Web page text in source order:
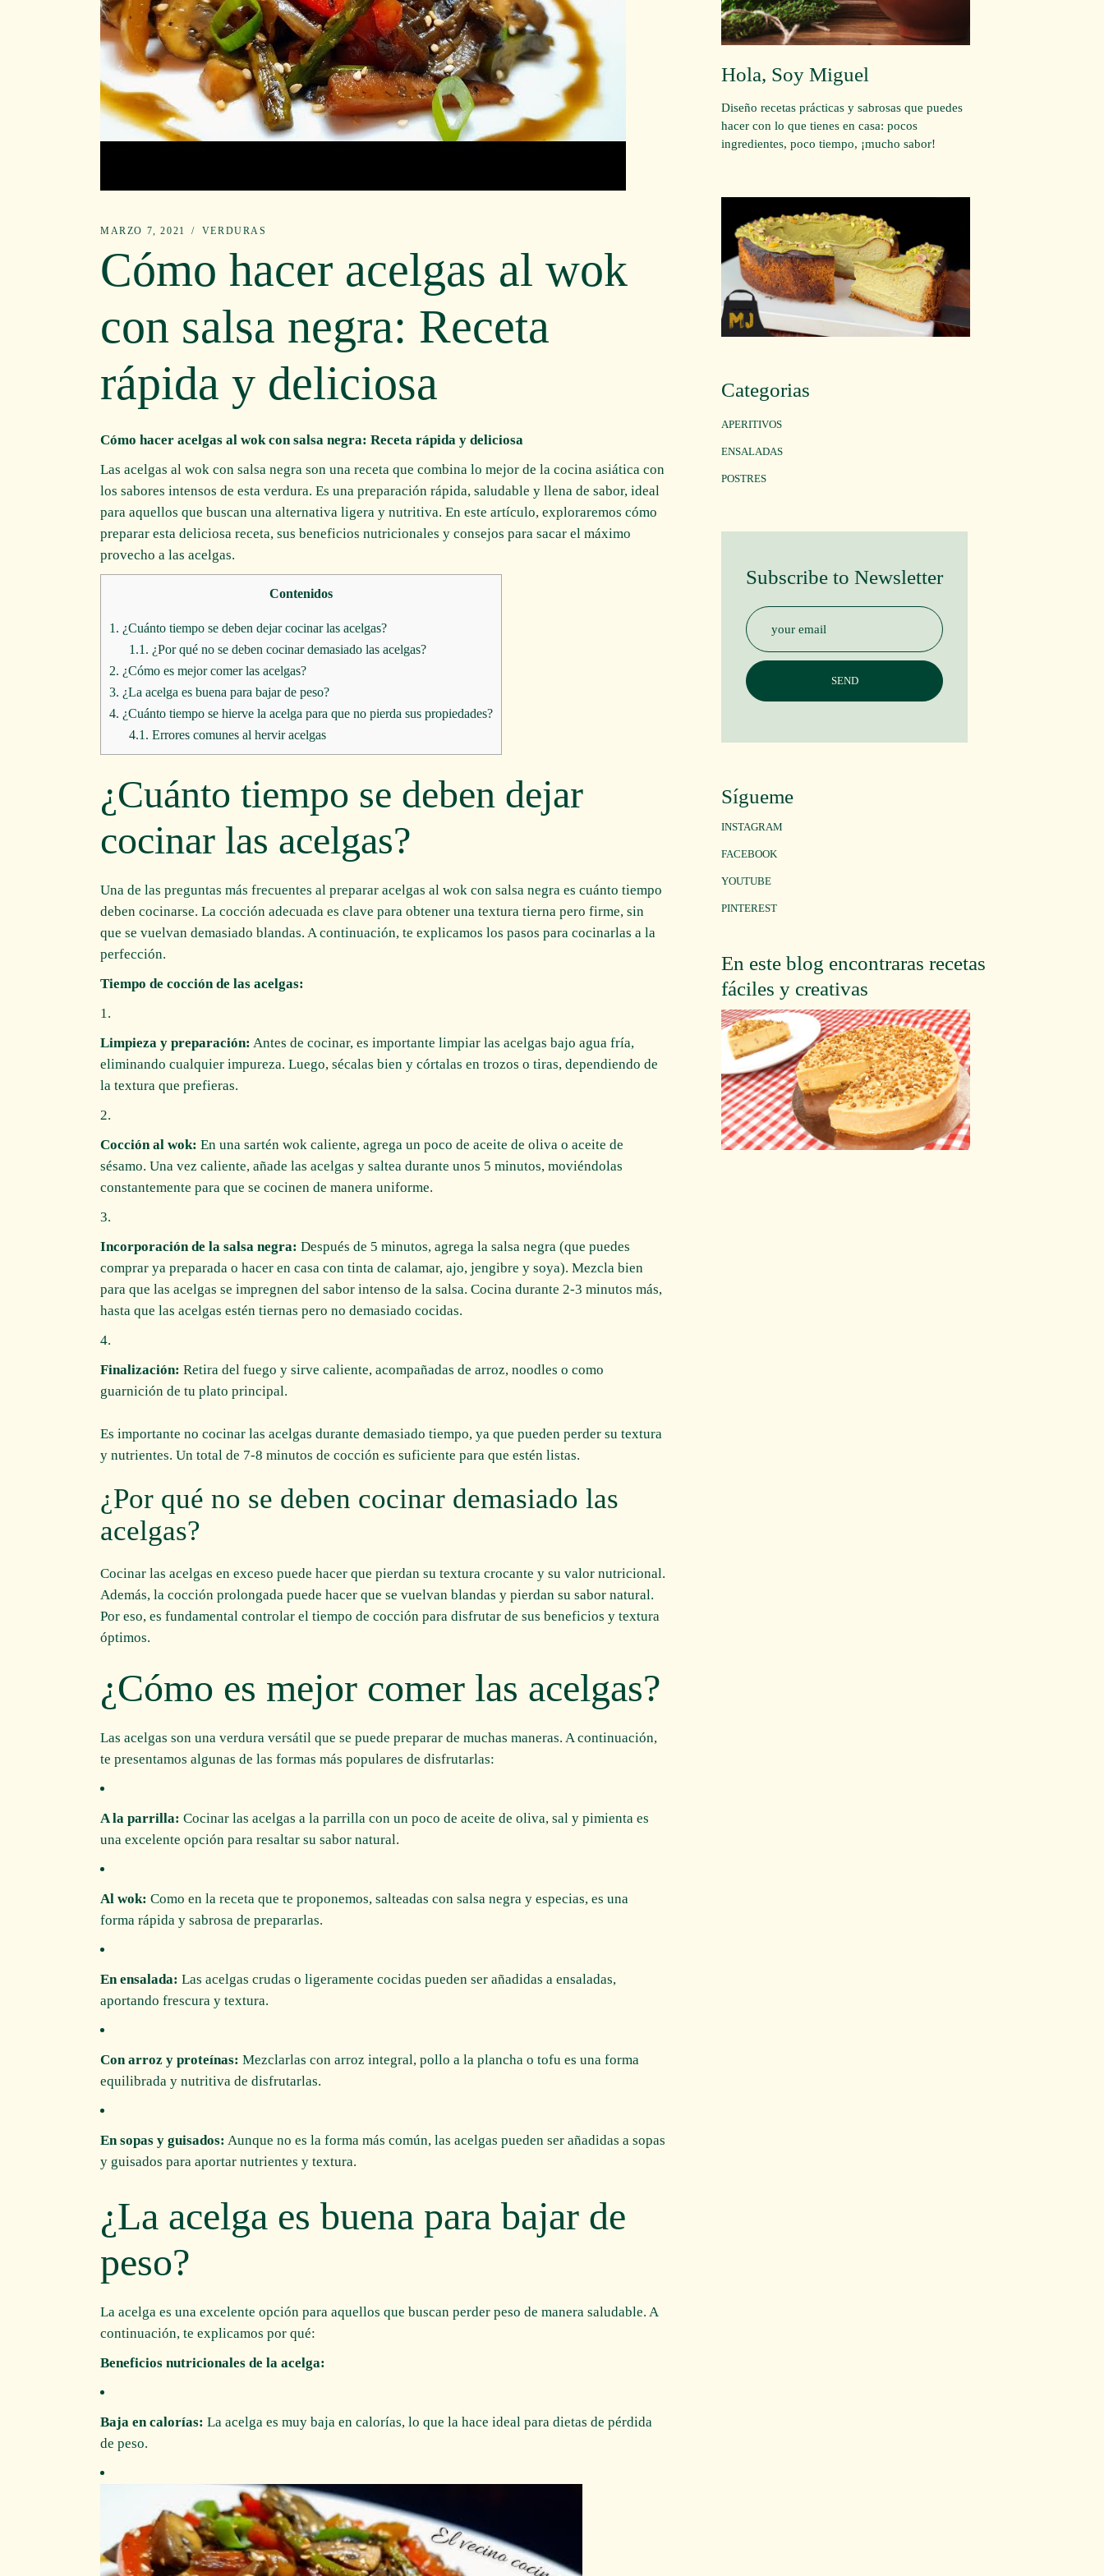
MARZO 7, 2021 VERDURAS
Cómo hacer acelgas al wok
con salsa negra: Receta
rápida y deliciosa
Cómo hacer acelgas al wok con salsa negra: Receta rápida y deliciosa
Las acelgas al wok con salsa negra son una receta que combina lo mejor de la cocina asiática con
los sabores intensos de esta verdura. Es una preparación rápida, saludable y llena de sabor, ideal
para aquellos que buscan una alternativa ligera y nutritiva. En este artículo, exploraremos cómo
preparar esta deliciosa receta, sus beneficios nutricionales y consejos para sacar el máximo
provecho a las acelgas.
Contenidos
1. ¿Cuánto tiempo se deben dejar cocinar las acelgas?
1.1. ¿Por qué no se deben cocinar demasiado las acelgas?
2. ¿Cómo es mejor comer las acelgas?
3. ¿La acelga es buena para bajar de peso?
4. ¿Cuánto tiempo se hierve la acelga para que no pierda sus propiedades?
4.1. Errores comunes al hervir acelgas
¿Cuánto tiempo se deben dejar
cocinar las acelgas?
Una de las preguntas más frecuentes al preparar acelgas al wok con salsa negra es cuánto tiempo
deben cocinarse. La cocción adecuada es clave para obtener una textura tierna pero firme, sin
que se vuelvan demasiado blandas. A continuación, te explicamos los pasos para cocinarlas a la
perfección.
Tiempo de cocción de las acelgas:
Limpieza y preparación: Antes de cocinar, es importante limpiar las acelgas bajo agua fría,
eliminando cualquier impureza. Luego, sécalas bien y córtalas en trozos o tiras, dependiendo de
la textura que prefieras.
Cocción al wok: En una sartén wok caliente, agrega un poco de aceite de oliva o aceite de
sésamo. Una vez caliente, añade las acelgas y saltea durante unos 5 minutos, moviéndolas
constantemente para que se cocinen de manera uniforme.
Incorporación de la salsa negra: Después de 5 minutos, agrega la salsa negra (que puedes
comprar ya preparada o hacer en casa con tinta de calamar, ajo, jengibre y soya). Mezcla bien
para que las acelgas se impregnen del sabor intenso de la salsa. Cocina durante 2-3 minutos más,
hasta que las acelgas estén tiernas pero no demasiado cocidas.
Finalización: Retira del fuego y sirve caliente, acompañadas de arroz, noodles o como
guarnición de tu plato principal.
Es importante no cocinar las acelgas durante demasiado tiempo, ya que pueden perder su textura
y nutrientes. Un total de 7-8 minutos de cocción es suficiente para que estén listas.
¿Por qué no se deben cocinar demasiado las
acelgas?
Cocinar las acelgas en exceso puede hacer que pierdan su textura crocante y su valor nutricional.
Además, la cocción prolongada puede hacer que se vuelvan blandas y pierdan su sabor natural.
Por eso, es fundamental controlar el tiempo de cocción para disfrutar de sus beneficios y textura
óptimos.
¿Cómo es mejor comer las acelgas?
Las acelgas son una verdura versátil que se puede preparar de muchas maneras. A continuación,
te presentamos algunas de las formas más populares de disfrutarlas:
A la parrilla: Cocinar las acelgas a la parrilla con un poco de aceite de oliva, sal y pimienta es
una excelente opción para resaltar su sabor natural.
Al wok: Como en la receta que te proponemos, salteadas con salsa negra y especias, es una
forma rápida y sabrosa de prepararlas.
En ensalada: Las acelgas crudas o ligeramente cocidas pueden ser añadidas a ensaladas,
aportando frescura y textura.
Con arroz y proteínas: Mezclarlas con arroz integral, pollo a la plancha o tofu es una forma
equilibrada y nutritiva de disfrutarlas.
En sopas y guisados: Aunque no es la forma más común, las acelgas pueden ser añadidas a sopas
y guisados para aportar nutrientes y textura.
¿La acelga es buena para bajar de
peso?
La acelga es una excelente opción para aquellos que buscan perder peso de manera saludable. A
continuación, te explicamos por qué:
Beneficios nutricionales de la acelga:
Baja en calorías: La acelga es muy baja en calorías, lo que la hace ideal para dietas de pérdida
de peso.
Hola, Soy Miguel
Diseño recetas prácticas y sabrosas que puedes
hacer con lo que tienes en casa: pocos
ingredientes, poco tiempo, ¡mucho sabor!
Categorias
APERITIVOS
ENSALADAS
POSTRES
Subscribe to Newsletter
Sígueme
INSTAGRAM
FACEBOOK
YOUTUBE
PINTEREST
En este blog encontraras recetas
fáciles y creativas